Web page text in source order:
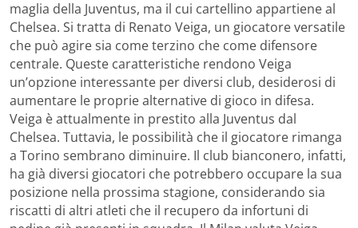
maglia della Juventus, ma il cui cartellino appartiene al
Chelsea. Si tratta di Renato Veiga, un giocatore versatile
che può agire sia come terzino che come difensore
centrale. Queste caratteristiche rendono Veiga
un’opzione interessante per diversi club, desiderosi di
aumentare le proprie alternative di gioco in difesa.
Veiga è attualmente in prestito alla Juventus dal
Chelsea. Tuttavia, le possibilità che il giocatore rimanga
a Torino sembrano diminuire. Il club bianconero, infatti,
ha già diversi giocatori che potrebbero occupare la sua
posizione nella prossima stagione, considerando sia
riscatti di altri atleti che il recupero da infortuni di